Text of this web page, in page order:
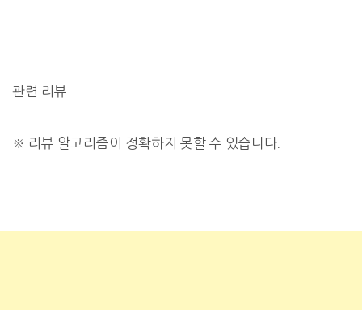
관련 리뷰
※ 리뷰 알고리즘이 정확하지 못할 수 있습니다.